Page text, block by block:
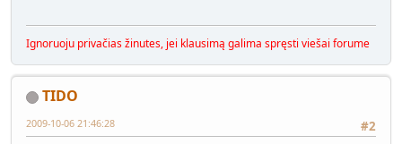
Ignoruoju privačias žinutes, jei klausimą galima spręsti viešai forume
TIDO
#2
2009-10-06 21:46:28